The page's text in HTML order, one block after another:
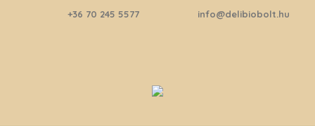
+36 70 245 5577 info@delibiobolt.hu